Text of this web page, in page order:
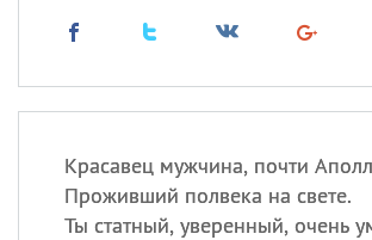
Красавец мужчина, почти
Проживший полвека на свете.
Ты статный, уверенный, очень